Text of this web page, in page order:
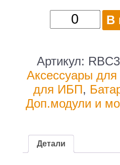
Количество
товара
для
ИБП
APC
RBC31
для
В
Артикул:
Аксессуары
для ИБП,
Доп.модули и
Детали